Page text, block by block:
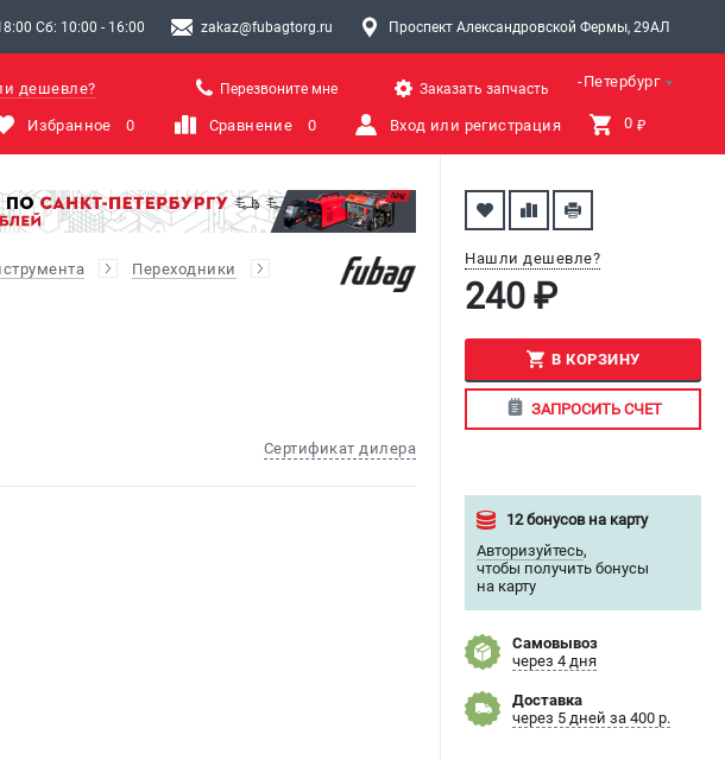
Сб: 10:00 - 16:00 zakaz@fubagtorg.ru Проспект Александровской Фермы, 29АЛ
Санкт-Петербург
дешевле? Перезвоните мне Заказать запчасть
Избранное 0 Сравнение 0 Вход или регистрация 0 ₽
Переходники
Сертификат дилера
Нашли дешевле?
240 ₽
В КОРЗИНУ
ЗАПРОСИТЬ СЧЕТ
12 бонусов на карту
Авторизуйтесь,
чтобы получить бонусы
на карту
Самовывоз
через 4 дня
Доставка
через 5 дней за 400 р.